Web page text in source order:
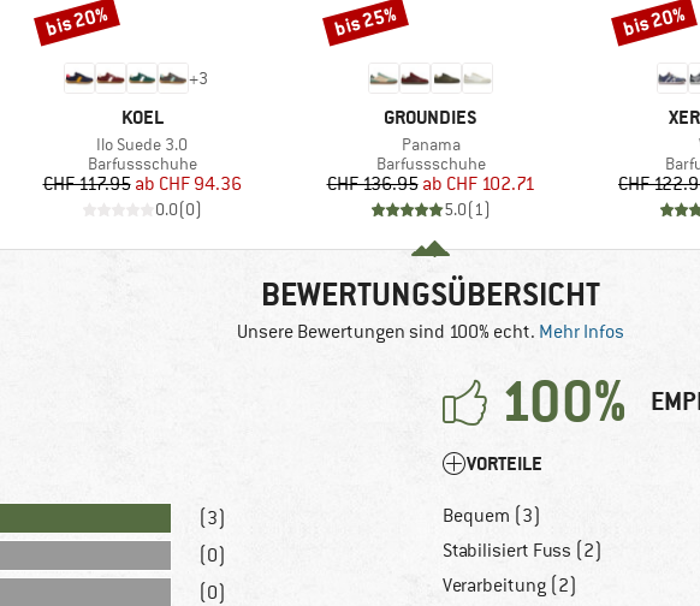
+3
MARKE
KOEL
Artikel
Ilo Suede 3.0
Produktgruppe
Barfussschuhe
Preis
CHF 117.95 reduzierter Preis
ab CHF 94.36
0.0(0)
Rabatt
bis 20%
MARKE
GROUNDIES
Artikel
Panama
Produktgruppe
Barfussschuhe
Preis
CHF 136.95 reduzierter Preis
ab CHF 102.71
5.0( 1)
Rabatt
bis 25%
CHF
Rabatt
bis 20%
BEWERTUNGSÜBERSICHT
Unsere Bewertungen sind 100% echt. Mehr Infos
100%
(3)
(0)
(0)
VORTEILE
Bequem (3)
Stabilisiert Fuss (2)
Verarbeitung (2)